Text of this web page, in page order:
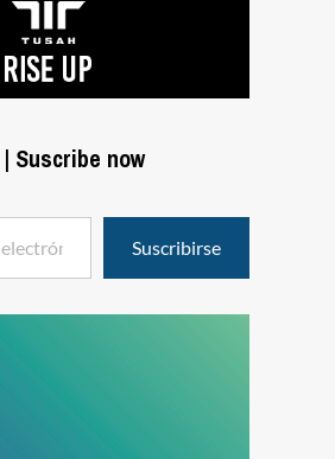
Suscribe now
Suscribirse